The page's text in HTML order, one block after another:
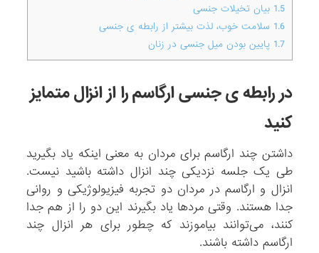
1.5 بیان تخیلات جنسی
1.6 سلامت خوب، لذت بیشتر از رابطه ی جنسی
1.7 پایین بودن میل جنسی در زنان
در رابطه ی جنسی ارگاسم را از انزال متمایز
کنید
داشتن چند ارگاسم برای مردان به معنی اینکه یاد بگیرید
طی یک جلسه نزدیکی چند انزال داشته باشید نیست.
انزال و ارگاسم در مردان دو تجربه فیزیولوژیکی و روانی
جدا هستند. وقتی مردها یاد بگیرند این دو را از هم جدا
کنند، می‌توانند بیاموزند که چطور برای هر انزال چند
ارگاسم داشته باشند.